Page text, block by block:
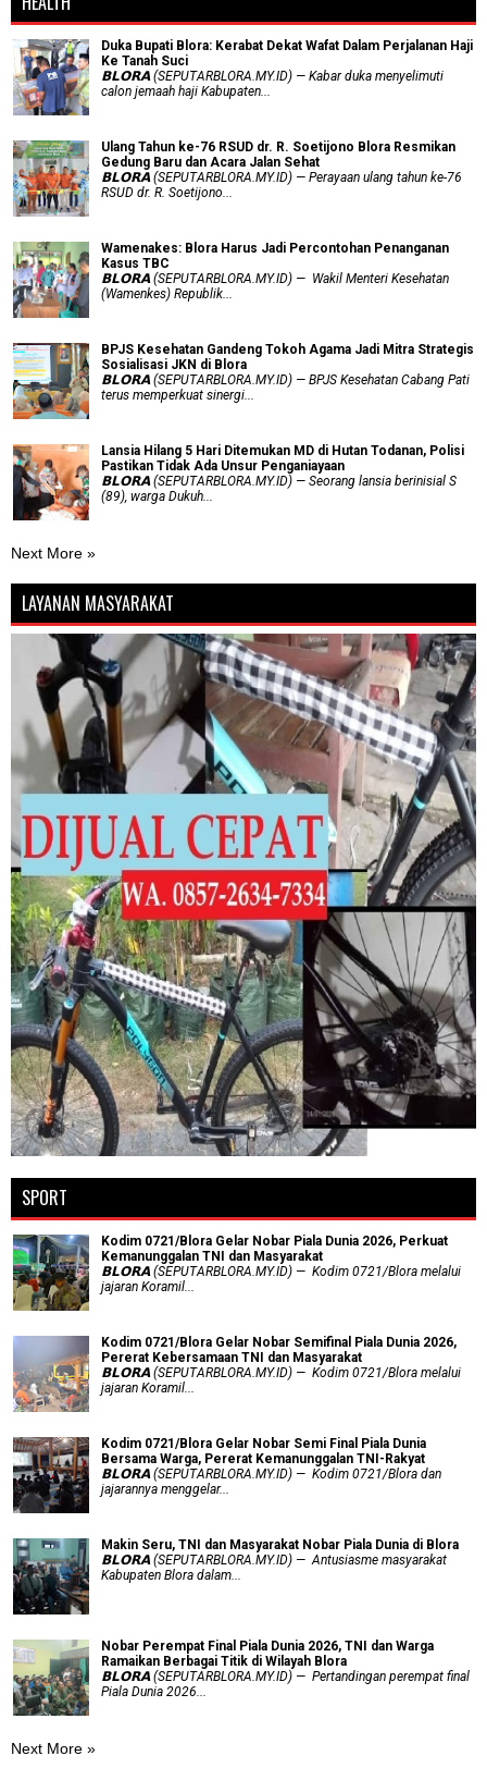
Duka Bupati Blora: Kerabat Dekat Wafat Dalam Perjalanan Haji
Ke Tanah Suci
𝗕𝗟𝗢𝗥𝗔 (SEPUTARBLORA.MY.ID) — Kabar duka menyelimuti
calon jemaah haji Kabupaten...
Ulang Tahun ke-76 RSUD dr. R. Soetijono Blora Resmikan
Gedung Baru dan Acara Jalan Sehat
𝗕𝗟𝗢𝗥𝗔 (SEPUTARBLORA.MY.ID) — Perayaan ulang tahun ke-76
RSUD dr. R. Soetijono...
Wamenakes: Blora Harus Jadi Percontohan Penanganan
Kasus TBC
𝗕𝗟𝗢𝗥𝗔 (SEPUTARBLORA.MY.ID) — Wakil Menteri Kesehatan
(Wamenkes) Republik...
BPJS Kesehatan Gandeng Tokoh Agama Jadi Mitra Strategis
Sosialisasi JKN di Blora
𝗕𝗟𝗢𝗥𝗔 (SEPUTARBLORA.MY.ID) — BPJS Kesehatan Cabang Pati
terus memperkuat sinergi...
Lansia Hilang 5 Hari Ditemukan MD di Hutan Todanan, Polisi
Pastikan Tidak Ada Unsur Penganiayaan
𝗕𝗟𝗢𝗥𝗔 (SEPUTARBLORA.MY.ID) — Seorang lansia berinisial S
(89), warga Dukuh...
Next More »
LAYANAN MASYARAKAT
SPORT
Kodim 0721/Blora Gelar Nobar Piala Dunia 2026, Perkuat
Kemanunggalan TNI dan Masyarakat
𝗕𝗟𝗢𝗥𝗔 (SEPUTARBLORA.MY.ID) — Kodim 0721/Blora melalui
jajaran Koramil...
Kodim 0721/Blora Gelar Nobar Semifinal Piala Dunia 2026,
Pererat Kebersamaan TNI dan Masyarakat
𝗕𝗟𝗢𝗥𝗔 (SEPUTARBLORA.MY.ID) — Kodim 0721/Blora melalui
jajaran Koramil...
Kodim 0721/Blora Gelar Nobar Semi Final Piala Dunia
Bersama Warga, Pererat Kemanunggalan TNI-Rakyat
𝗕𝗟𝗢𝗥𝗔 (SEPUTARBLORA.MY.ID) — Kodim 0721/Blora dan
jajarannya menggelar...
Makin Seru, TNI dan Masyarakat Nobar Piala Dunia di Blora
𝗕𝗟𝗢𝗥𝗔 (SEPUTARBLORA.MY.ID) — Antusiasme masyarakat
Kabupaten Blora dalam...
Nobar Perempat Final Piala Dunia 2026, TNI dan Warga
Ramaikan Berbagai Titik di Wilayah Blora
𝗕𝗟𝗢𝗥𝗔 (SEPUTARBLORA.MY.ID) — Pertandingan perempat final
Piala Dunia 2026...
Next More »